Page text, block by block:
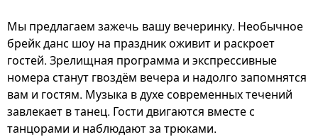
Мы предлагаем зажечь вашу вечеринку. Необычное
брейк данс шоу на праздник оживит и раскроет
гостей. Зрелищная программа и экспрессивные
номера станут гвоздём вечера и надолго запомнятся
вам и гостям. Музыка в духе современных течений
завлекает в танец. Гости двигаются вместе с
танцорами и наблюдают за трюками.